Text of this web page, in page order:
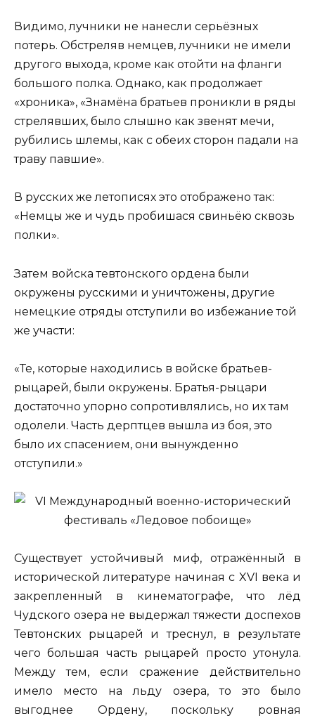
Видимо, лучники не нанесли серьёзных
потерь. Обстреляв немцев, лучники не имели
другого выхода, кроме как отойти на фланги
большого полка. Однако, как продолжает
«хроника», «Знамёна братьев проникли в ряды
стрелявших, было слышно как звенят мечи,
рубились шлемы, как с обеих сторон падали на
траву павшие».
В русских же летописях это отображено так:
«Немцы же и чудь пробишася свиньёю сквозь
полки».
Затем войска тевтонского ордена были
окружены русскими и уничтожены, другие
немецкие отряды отступили во избежание той
же участи:
«Те, которые находились в войске братьев-
рыцарей, были окружены. Братья-рыцари
достаточно упорно сопротивлялись, но их там
одолели. Часть дерптцев вышла из боя, это
было их спасением, они вынужденно
отступили.»
Существует устойчивый миф, отражённый в
исторической литературе начиная с XVI века и
закрепленный в кинематографе, что лёд
Чудского озера не выдержал тяжести доспехов
Тевтонских рыцарей и треснул, в результате
чего большая часть рыцарей просто утонула.
Между тем, если сражение действительно
имело место на льду озера, то это было
выгоднее Ордену, поскольку ровная